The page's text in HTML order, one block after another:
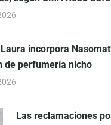
incorpora
de perfumería nicho
Las reclamaciones